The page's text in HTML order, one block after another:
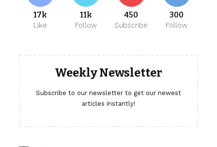
17k
Like
11k
Follow
450
Subscribe
300
Follow
Weekly Newsletter
Subscribe to our newsletter to get our newest
articles instantly!